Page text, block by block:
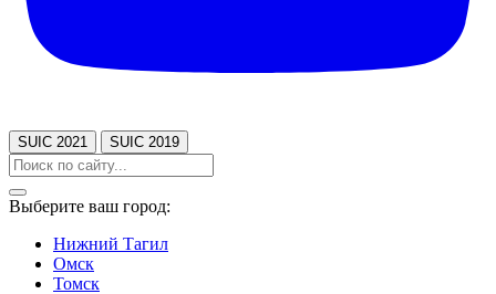
SUIC 2021 SUIC 2019
Выберите ваш город:
Нижний Тагил
Омск
Томск